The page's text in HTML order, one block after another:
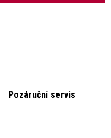
Pozáruční servis